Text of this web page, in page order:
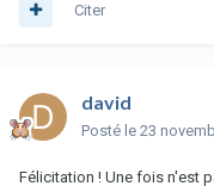
Citer
david
Posté le 23
Félicitation ! Une fois n'est